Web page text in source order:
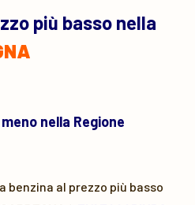
più basso nella
nella Regione
al prezzo più basso